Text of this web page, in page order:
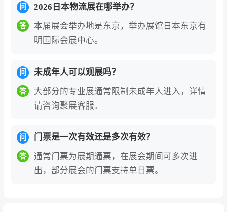
问 2026日本物流展在哪举办？
答
本届展会举办地是东京，举办展馆日本东京有
明国际会展中心。
问 未成年人可以观展吗？
答
大部分的专业展通常限制未成年人进入，详情
请咨询聚展客服。
问 门票是一次有效还是多次有效？
答
通常门票为展期通票，在展会期间可多次进
出，部分展会的门票支持单日票。